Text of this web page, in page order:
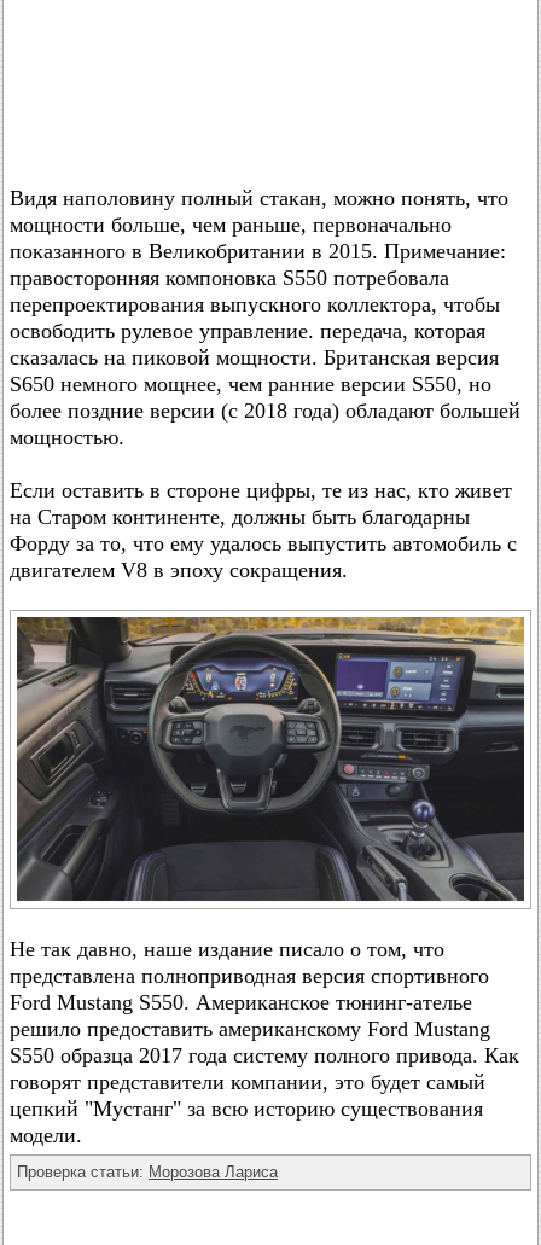
Видя наполовину полный стакан, можно понять, что
мощности больше, чем раньше, первоначально
показанного в Великобритании в 2015. Примечание:
правосторонняя компоновка S550 потребовала
перепроектирования выпускного коллектора, чтобы
освободить рулевое управление. передача, которая
сказалась на пиковой мощности. Британская версия
S650 немного мощнее, чем ранние версии S550, но
более поздние версии (с 2018 года) обладают большей
мощностью.
Если оставить в стороне цифры, те из нас, кто живет
на Старом континенте, должны быть благодарны
Форду за то, что ему удалось выпустить автомобиль с
двигателем V8 в эпоху сокращения.
Не так давно, наше издание писало о том, что
представлена полноприводная версия спортивного
Ford Mustang S550. Американское тюнинг-ателье
решило предоставить американскому Ford Mustang
S550 образца 2017 года систему полного привода. Как
говорят представители компании, это будет самый
цепкий "Мустанг" за всю историю существования
модели.
Проверка статьи: Морозова Лариса